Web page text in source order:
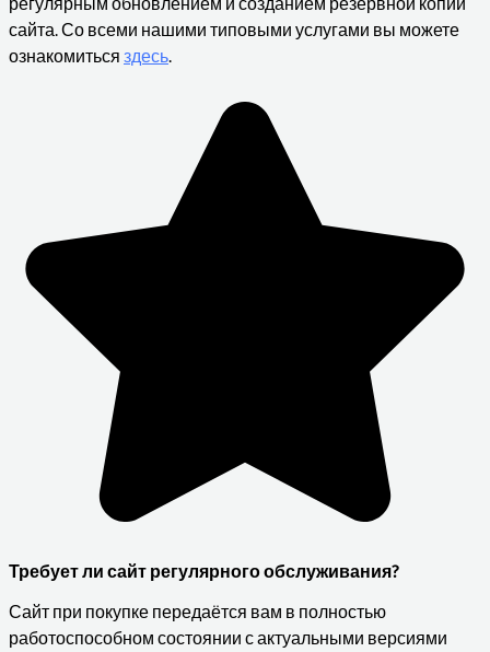
сайта. Со всеми нашими типовыми услугами вы можете
ознакомиться здесь.
Требует ли сайт регулярного обслуживания?
Сайт при покупке передаётся вам в полностью
работоспособном состоянии с актуальными версиями